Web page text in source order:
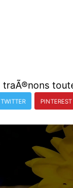
TWITTER PINTEREST